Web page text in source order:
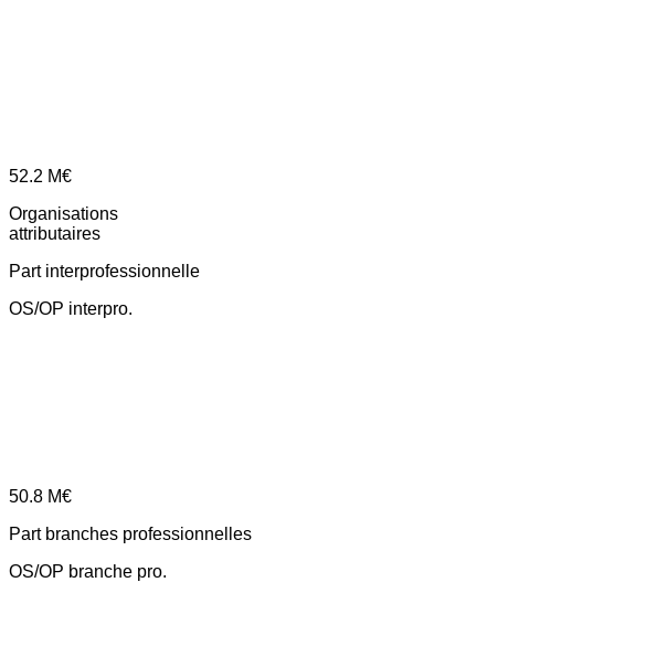
52.2 M€
Organisations
attributaires
Part interprofessionnelle
OS/OP interpro.
50.8 M€
Part branches professionnelles
OS/OP branche pro.